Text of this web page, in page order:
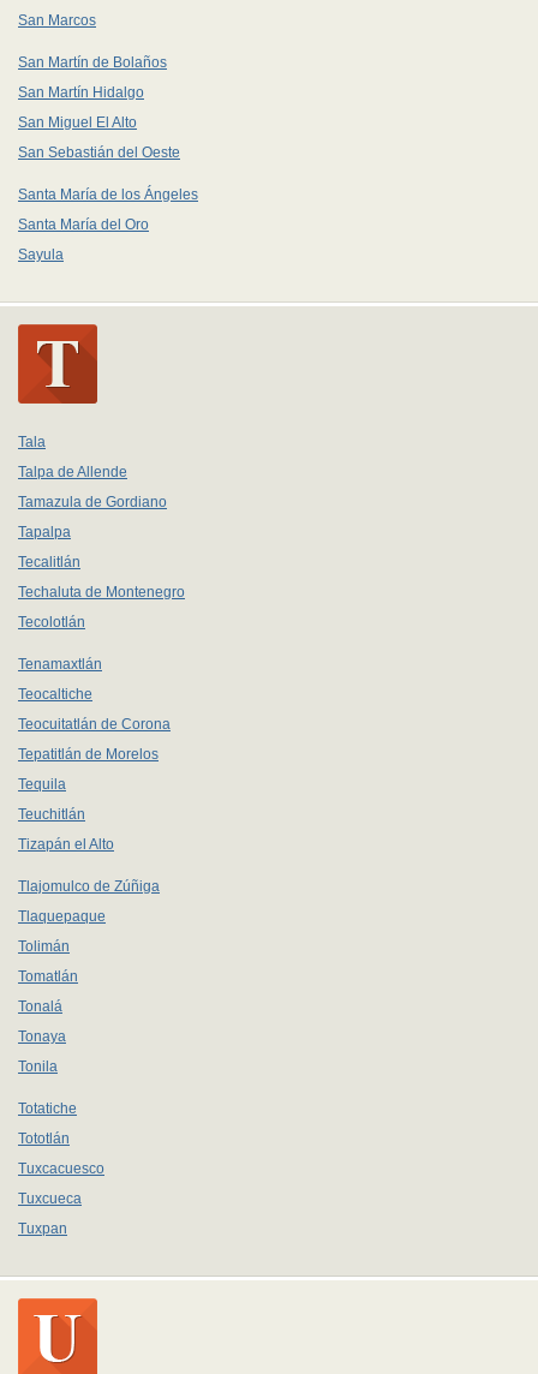
San Marcos
San Martín de Bolaños
San Martín Hidalgo
San Miguel El Alto
San Sebastián del Oeste
Santa María de los Ángeles
Santa María del Oro
Sayula
Tala
Talpa de Allende
Tamazula de Gordiano
Tapalpa
Tecalitlán
Techaluta de Montenegro
Tecolotlán
Tenamaxtlán
Teocaltiche
Teocuitatlán de Corona
Tepatitlán de Morelos
Tequila
Teuchitlán
Tizapán el Alto
Tlajomulco de Zúñiga
Tlaquepaque
Tolimán
Tomatlán
Tonalá
Tonaya
Tonila
Totatiche
Tototlán
Tuxcacuesco
Tuxcueca
Tuxpan